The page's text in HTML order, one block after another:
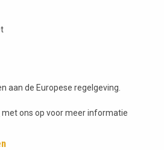
aan de Europese regelgeving.
met ons op voor meer informatie